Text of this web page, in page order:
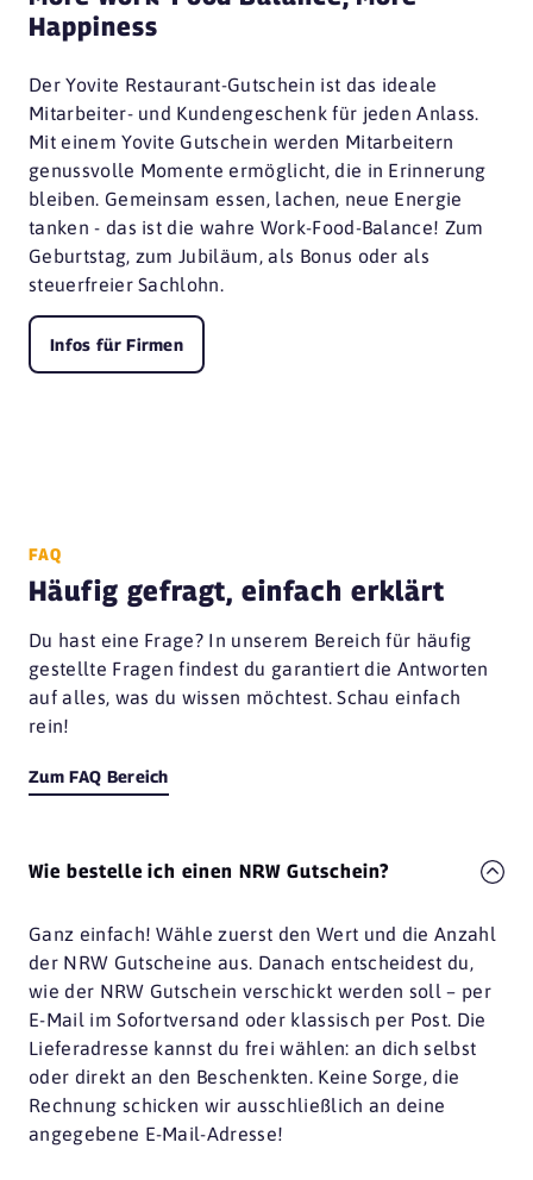
44807 Bochum
44787 Bochum
NORDSEE
44787 Bochum
NORDSEE
44791 Bochum
NORDSEE
44787 Bochum
NORDSEE
44791 Bochum
YORMA'S Bochum
44787 Bochum
Zum Grünen Gaul
44789 Bochum
Ahoi Bonn
53111 Bonn
Café Nova
53111 Bonn
53111 Bonn
53111 Bonn
Café Nova
53111 Bonn
53121 Bonn
Casa D'Olid
Happiness
Der Yovite Restaurant-Gutschein ist das ideale
Mitarbeiter- und Kundengeschenk für jeden Anlass.
Mit einem Yovite Gutschein werden Mitarbeitern
genussvolle Momente ermöglicht, die in Erinnerung
bleiben. Gemeinsam essen, lachen, neue Energie
tanken - das ist die wahre Work-Food-Balance! Zum
Geburtstag, zum Jubiläum, als Bonus oder als
steuerfreier Sachlohn.
Infos für Firmen
FAQ
Häufig gefragt, einfach erklärt
Du hast eine Frage? In unserem Bereich für häufig
gestellte Fragen findest du garantiert die Antworten
auf alles, was du wissen möchtest. Schau einfach
rein!
Zum FAQ Bereich
Wie bestelle ich einen NRW Gutschein?
Ganz einfach! Wähle zuerst den Wert und die Anzahl
der NRW Gutscheine aus. Danach entscheidest du,
wie der NRW Gutschein verschickt werden soll – per
E-Mail im Sofortversand oder klassisch per Post. Die
Lieferadresse kannst du frei wählen: an dich selbst
oder direkt an den Beschenkten. Keine Sorge, die
Rechnung schicken wir ausschließlich an deine
angegebene E-Mail-Adresse!